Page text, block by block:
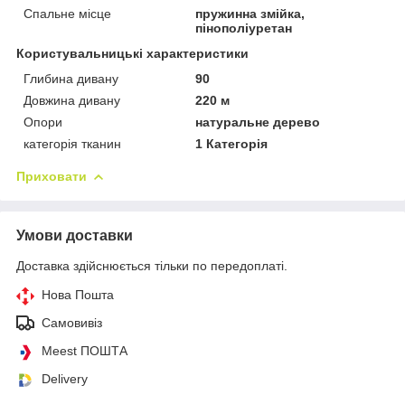
Спальне місце
пружинна змійка,
пінополіуретан
Користувальницькі характеристики
Глибина дивану
90
Довжина дивану
220 м
Опори
натуральне дерево
категорія тканин
1 Категорія
Приховати
Умови доставки
Доставка здійснюється тільки по передоплаті.
Нова Пошта
Самовивіз
Meest ПОШТА
Delivery